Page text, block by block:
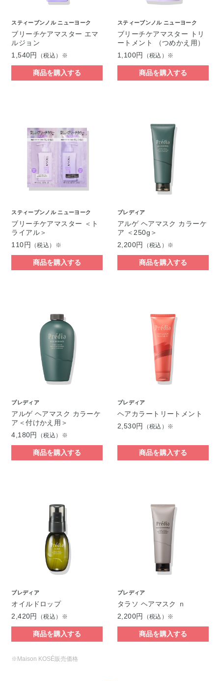
スティーブンノル ニューヨーク
ブリーチケアマスター エマ
ルジョン
1,540円
（税込）※
商品を購入する
スティーブンノル ニューヨーク
ブリーチケアマスター トリ
ートメント （つめかえ用）
1,100円
（税込）※
商品を購入する
スティーブンノル ニューヨーク
ブリーチケアマスター ＜ト
ライアル＞
110円
（税込）※
商品を購入する
プレディア
アルゲ ヘアマスク カラーケ
ア ＜250g＞
2,200円
（税込）※
商品を購入する
プレディア
アルゲ ヘアマスク カラーケ
ア＜付けかえ用＞
4,180円
（税込）※
商品を購入する
プレディア
ヘアカラートリートメント
2,530円
（税込）※
商品を購入する
プレディア
オイルドロップ
2,420円
（税込）※
商品を購入する
プレディア
タラソ ヘアマスク ｎ
2,200円
（税込）※
商品を購入する
※Maison KOSÉ販売価格